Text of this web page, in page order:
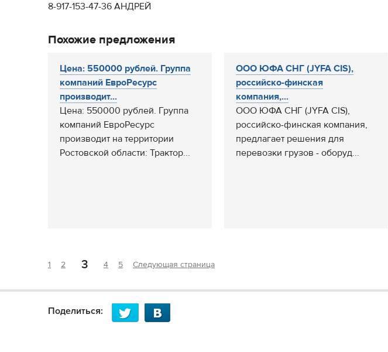
8-917-153-47-36 АНДРЕЙ
Похожие предложения
Цена: 550000 рублей. Группа
компаний ЕвроРесурс
производит...
Цена: 550000 рублей. Группа
компаний ЕвроРесурс
производит на территории
Ростовской области: Трактор...
ООО ЮФА СНГ (JYFA CIS),
российско-финская
компания,...
ООО ЮФА СНГ (JYFA CIS),
российско-финская компания,
предлагает решения для
перевозки грузов - оборуд...
1 2 3 4 5 Следующая страница
Поделиться: